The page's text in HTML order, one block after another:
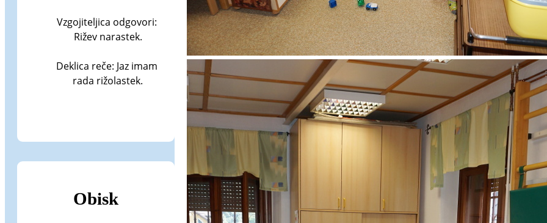
Vzgojiteljica odgovori:
Rižev narastek.
Deklica reče: Jaz imam
rada rižolastek.
Obisk